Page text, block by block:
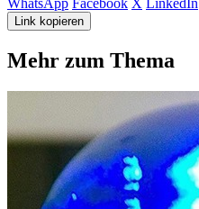
WhatsApp Facebook X LinkedIn
Link kopieren
Mehr zum Thema